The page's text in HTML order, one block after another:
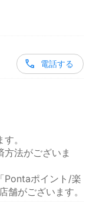
電話する
。
法がございま
Pontaポイント/楽
舗がございます。